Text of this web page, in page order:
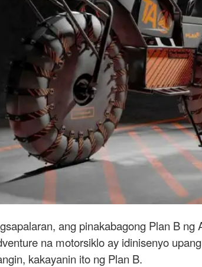
ang pinakabagong Plan B
na motorsiklo ay idinisenyo
kakayanin ito ng Plan B.